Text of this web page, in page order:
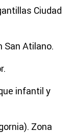
Ciudad
San Atilano.
infantil y
Zona